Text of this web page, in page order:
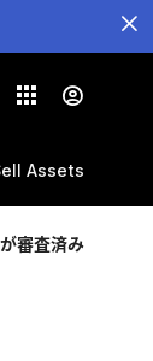
Assets
審査済み